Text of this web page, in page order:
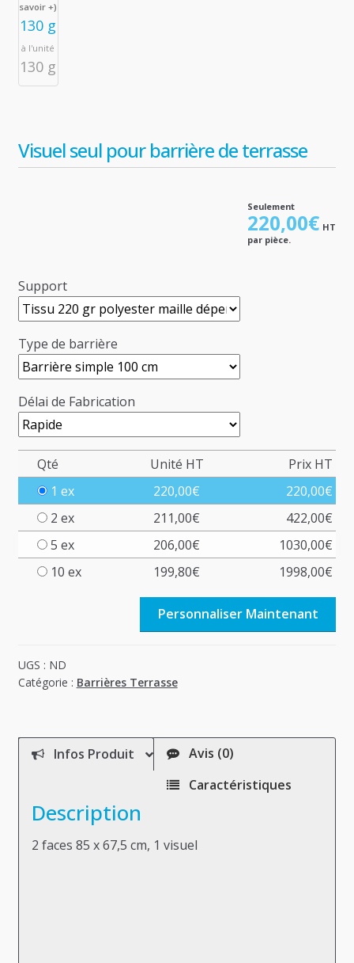
savoir +)
130 g
à l'unité
130 g
Visuel seul pour barrière de terrasse
Seulement
220,00€ HT
par pièce.
Support
Type de barrière
Délai de Fabrication
Qté Unité HT
Prix HT
1 ex
220,00€ 220,00€
2 ex
211,00€ 422,00€
5 ex
206,00€ 1030,00€
10 ex
199,80€ 1998,00€
Personnaliser Maintenant
UGS : ND
Catégorie : Barrières Terrasse
Infos Produit
Avis (0)
Caractéristiques
Description
2 faces 85 x 67,5 cm, 1 visuel